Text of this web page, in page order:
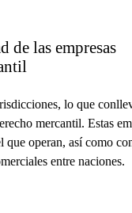
de las empresas
lo que
mercantil. Estas
que operan, así como
entre naciones.